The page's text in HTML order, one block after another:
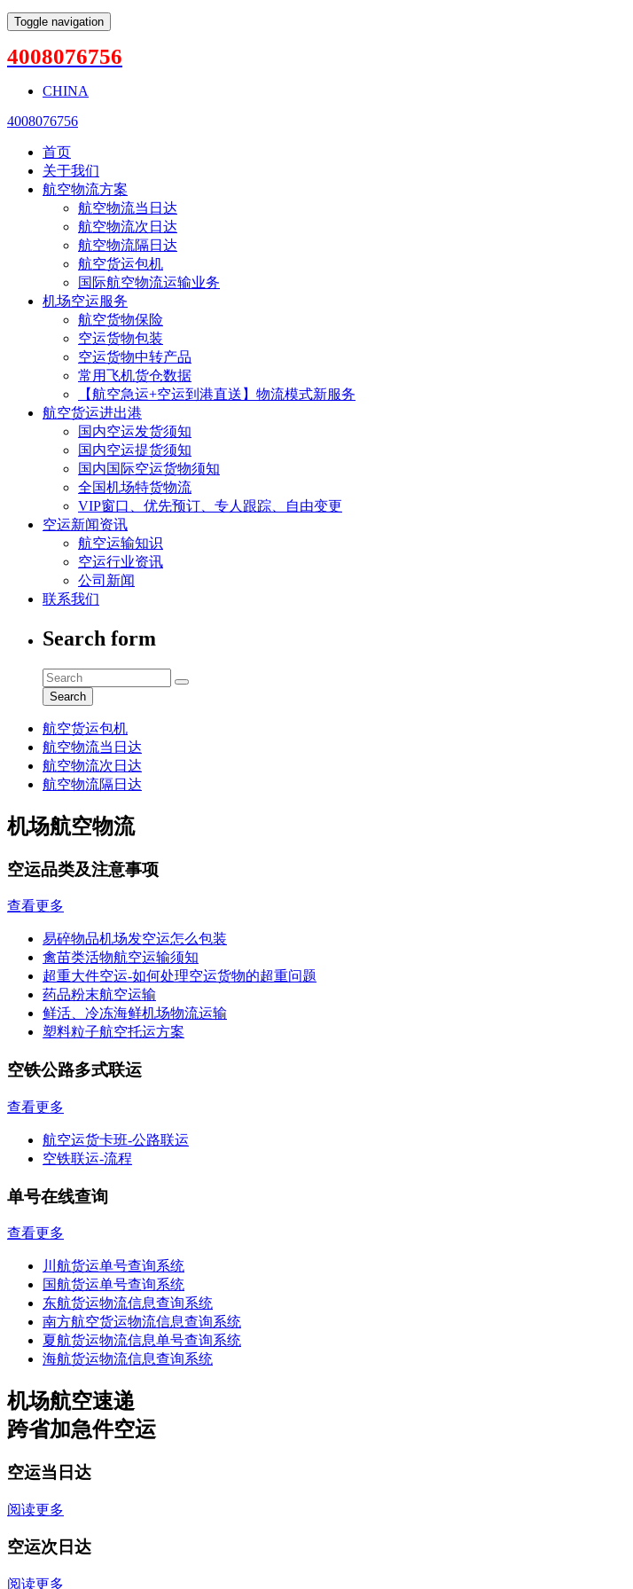
Toggle navigation
4008076756
CHINA
4008076756
首页
关于我们
航空物流方案
航空物流当日达
航空物流次日达
航空物流隔日达
航空货运包机
国际航空物流运输业务
机场空运服务
航空货物保险
空运货物包装
空运货物中转产品
常用飞机货仓数据
【航空急运+空运到港直送】物流模式新服务
航空货运进出港
国内空运发货须知
国内空运提货须知
国内国际空运货物须知
全国机场特货物流
VIP窗口、优先预订、专人跟踪、自由变更
空运新闻资讯
航空运输知识
空运行业资讯
公司新闻
联系我们
Search form
Search
航空货运包机
航空物流当日达
航空物流次日达
航空物流隔日达
机场航空物流
空运品类及注意事项
查看更多
易碎物品机场发空运怎么包装
禽苗类活物航空运输须知
超重大件空运-如何处理空运货物的超重问题
药品粉末航空运输
鲜活、冷冻海鲜机场物流运输
塑料粒子航空托运方案
空铁公路多式联运
查看更多
航空运货卡班-公路联运
空铁联运-流程
单号在线查询
查看更多
川航货运单号查询系统
国航货运单号查询系统
东航货运物流信息查询系统
南方航空货运物流信息查询系统
夏航货运物流信息单号查询系统
海航货运物流信息查询系统
机场航空速递
跨省加急件空运
空运当日达
阅读更多
空运次日达
阅读更多